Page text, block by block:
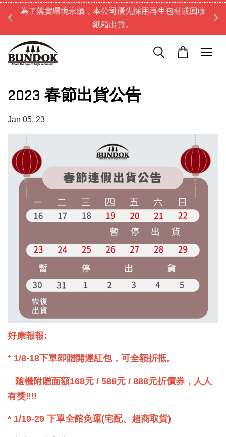
為了落實環境永續，本公司優先採用再生包材或回收
紙箱出貨。
2023 春節出貨公告
Jan 05, 23
好康報報:
* 1/8-18下單即贈開運紅包，可全額折抵。
隨機附贈面額168元 / 588元 / 888元折價券，人人
有獎‼‼
* 1/19-29 下單全館免運(宅配、超商取貨)